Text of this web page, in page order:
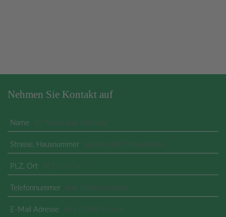
Nehmen Sie Kontakt auf
Name
Strasse, Hausnummer
PLZ, Ort
Telefonnummer
E-Mail Adresse